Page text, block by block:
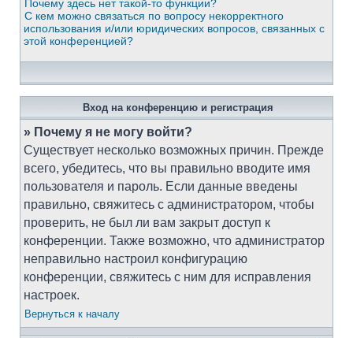
Почему здесь нет такой-то функции?
С кем можно связаться по вопросу некорректного
использования и/или юридических вопросов, связанных с
этой конференцией?
Вход на конференцию и регистрация
» Почему я не могу войти?
Существует несколько возможных причин. Прежде
всего, убедитесь, что вы правильно вводите имя
пользователя и пароль. Если данные введены
правильно, свяжитесь с администратором, чтобы
проверить, не был ли вам закрыт доступ к
конференции. Также возможно, что администратор
неправильно настроил конфигурацию
конференции, свяжитесь с ним для исправления
настроек.
Вернуться к началу